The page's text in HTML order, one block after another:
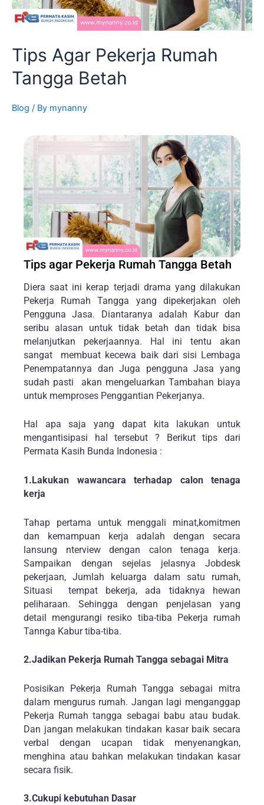
Tips Agar Pekerja Rumah
Tangga Betah
Blog / By mynanny
Tips agar Pekerja Rumah Tangga Betah
Diera saat ini kerap terjadi drama yang dilakukan
Pekerja Rumah Tangga yang dipekerjakan oleh
Pengguna Jasa. Diantaranya adalah Kabur dan
seribu alasan untuk tidak betah dan tidak bisa
melanjutkan pekerjaannya. Hal ini tentu akan
sangat membuat kecewa baik dari sisi Lembaga
Penempatannya dan Juga pengguna Jasa yang
sudah pasti akan mengeluarkan Tambahan biaya
untuk memproses Penggantian Pekerjanya.
Hal apa saja yang dapat kita lakukan untuk
mengantisipasi hal tersebut ? Berikut tips dari
Permata Kasih Bunda Indonesia :
1.Lakukan wawancara terhadap calon tenaga
kerja
Tahap pertama untuk menggali minat,komitmen
dan kemampuan kerja adalah dengan secara
lansung nterview dengan calon tenaga kerja.
Sampaikan dengan sejelas jelasnya Jobdesk
pekerjaan, Jumlah keluarga dalam satu rumah,
Situasi tempat bekerja, ada tidaknya hewan
peliharaan. Sehingga dengan penjelasan yang
detail mengurangi resiko tiba-tiba Pekerja rumah
Tannga Kabur tiba-tiba.
2.Jadikan Pekerja Rumah Tangga sebagai Mitra
Posisikan Pekerja Rumah Tangga sebagai mitra
dalam mengurus rumah. Jangan lagi menganggap
Pekerja Rumah tangga sebagai babu atau budak.
Dan jangan melakukan tindakan kasar baik secara
verbal dengan ucapan tidak menyenangkan,
menghina atau bahkan melakukan tindakan kasar
secara fisik.
3.Cukupi kebutuhan Dasar